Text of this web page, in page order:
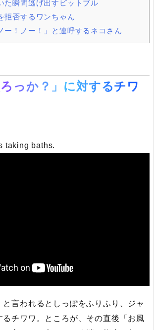
た瞬間逃げ出すピットブル
拒否するワンちゃん
ー！ノー！」と連呼するネコさん
ろっか？」に対するチワ
taking baths.
と言われるとしっぽをふりふり、ジャ
るチワワ。ところが、その直後「お風